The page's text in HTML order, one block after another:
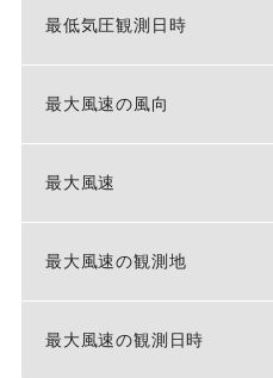
最低気圧観測日時
最大風速の風向
最大風速
最大風速の観測地
最大風速の観測日時